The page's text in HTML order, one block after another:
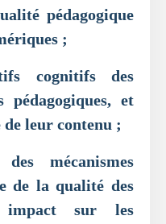
pédagogique
;
cognitifs des
pédagogiques, et
leur contenu ;
mécanismes
de la qualité des
impact sur les